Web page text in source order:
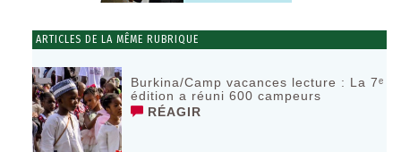
ARTICLES DE LA MÊME RUBRIQUE
Burkina/Camp vacances lecture : La 7ᵉ
édition a réuni 600 campeurs
RÉAGIR